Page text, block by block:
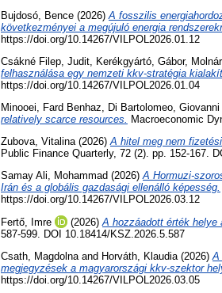
Bujdosó, Bence (2026) A fosszilis
következményei a megújuló energia
https://doi.org/10.14267/VILPOL2026.01.12
Csákné Filep, Judit Kerékgyártó, Gábor,
felhasználása egy nemzeti kkv-stratégia
https://doi.org/10.14267/VILPOL2026.01.04
Minooei, Fard Benhaz, Di Bartolomeo, Giovanni
relatively scarce resources. Macroeconomic
Zubova, Vitalina(2026)A hitel meg nem
Public Finance Quarterly, 72 (2). pp. 152-167.
Samay Ali, Mohammad (2026) A Hormuzi-
Irán és a globális gazdasági ellenálló képesség.
https://doi.org/10.14267/VILPOL2026.03.12
Fertő, Imre
(2026) A hozzáadott érték helye
587-599. DOI 10.18414/KSZ.2026.5.587
Csath, Magdolna and Horváth, Klaudia (2026) A
megjegyzések a magyarországi kkv-szektor
https://doi.org/10.14267/VILPOL2026.03.05